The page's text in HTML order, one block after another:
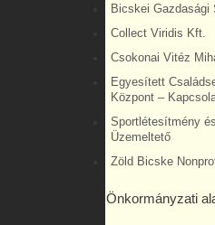
Bicskei Gazdasági
Collect Viridis Kft.
Csokonai Vitéz
Egyesített
Központ –
Sportlétesítmény
Üzemeltető
Zöld Bicske
Önkormányzati